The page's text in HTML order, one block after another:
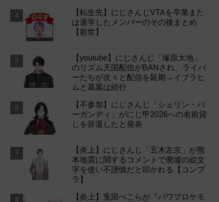
【転生先】にじさんじVTAを卒業また
は退学したメンバーのその後まとめ
【前世】
【youtube】にじさんじ「塚原大地」
のリズム天国配信がBANされ、ライバ
ーたちが次々と配信を延期→イブラヒ
ムと葛葉は続行
【不参加】にじさんじ「シェリン・バ
ーガンディ」がにじ甲2026への名前貸
しを辞退したと発表
【炎上】にじさんじ「五木左京」が熊
本地震に関するコメントで廃墟の絵文
字を使い不謹慎だと叩かれる【コンプ
ラ】
【炎上】兎田ぺこらが『パワプロケモ